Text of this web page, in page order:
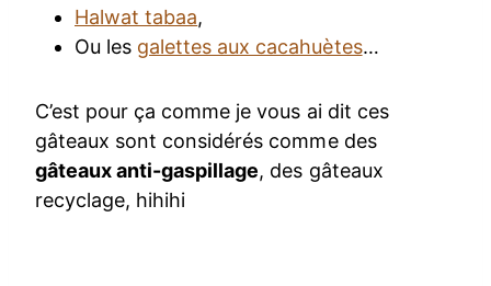
Halwat tabaa,
Ou les galettes aux cacahuètes…
C’est pour ça comme je vous ai dit ces
gâteaux sont considérés comme des
gâteaux anti-gaspillage, des gâteaux
recyclage, hihihi